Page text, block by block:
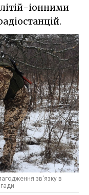
іонними
зв'язку в